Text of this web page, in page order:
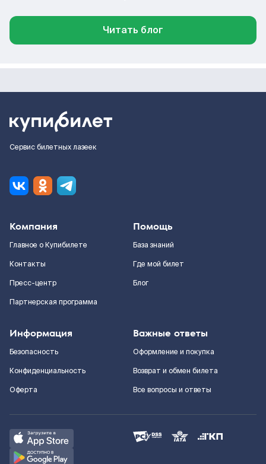
Читать блог
Сервис билетных лазеек
Компания
Главное о Купибилете
Контакты
Пресс-центр
Партнерская программа
Помощь
База знаний
Где мой билет
Блог
Информация
Безопасность
Конфиденциальность
Оферта
Важные ответы
Оформление и покупка
Возврат и обмен билета
Все вопросы и ответы